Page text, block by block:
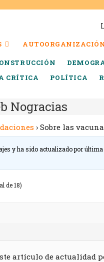
CRÍTICA POLÍTICA
Nogracias
› Sobre las
y ha sido actualizado por última
de 18)
artículo de actualidad